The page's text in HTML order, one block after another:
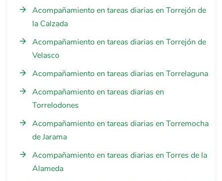
Acompañamiento en tareas diarias en Torrejón de
la Calzada
Acompañamiento en tareas diarias en Torrejón de
Velasco
Acompañamiento en tareas diarias en Torrelaguna
Acompañamiento en tareas diarias en
Torrelodones
Acompañamiento en tareas diarias en Torremocha
de Jarama
Acompañamiento en tareas diarias en Torres de la
Alameda